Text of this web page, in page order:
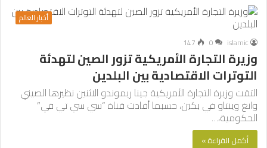
أخبار العالم
islamic
0
147
وزيرة التجارة الأمريكية تزور الصين لتهدئة
التوترات الاقتصادية بين البلدين
التقت وزيرة التجارة الأمريكية جينا ريموندو الاثنين نظيرها الصيني
وانغ وينتاو في بكين، حسبما أفادت قناة “سي سي تي في”
الحكومية،…
أكمل القراءة »